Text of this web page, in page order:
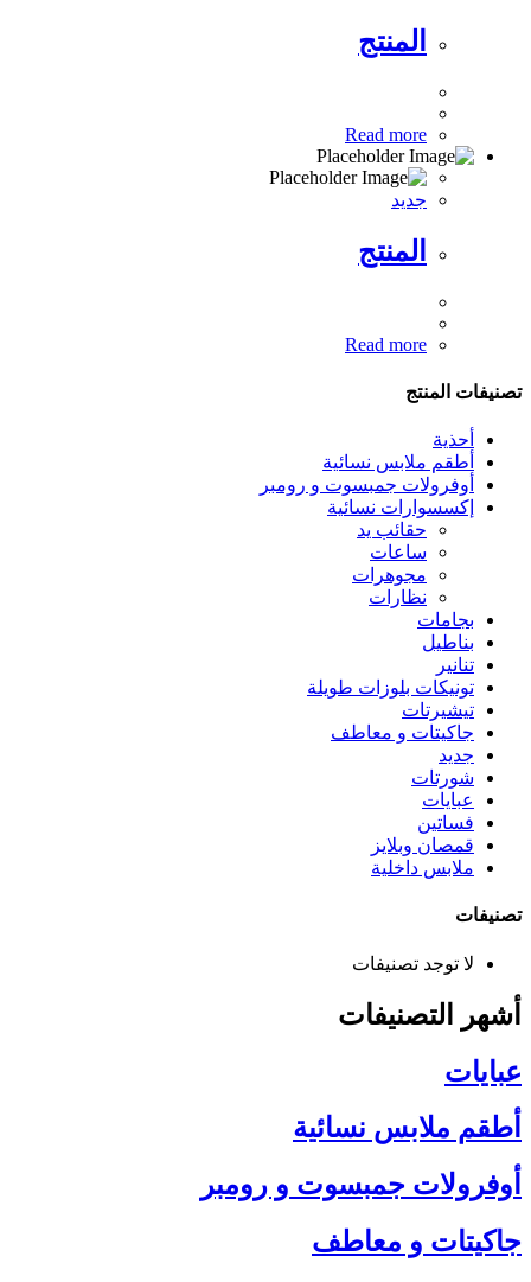
المنتج
Read more
جديد
المنتج
Read more
تصنيفات المنتج
أحذية
أطقم ملابس نسائية
أوفرولات جمبسوت و رومبر
إكسسوارات نسائية
حقائب يد
ساعات
مجوهرات
نظارات
بجامات
بناطيل
تنانير
تونيكات بلوزات طويلة
تيشيرتات
جاكيتات و معاطف
جديد
شورتات
عبايات
فساتين
قمصان وبلايز
ملابس داخلية
تصنيفات
لا توجد تصنيفات
أشهر التصنيفات
عبايات
أطقم ملابس نسائية
أوفرولات جمبسوت و رومبر
جاكيتات و معاطف